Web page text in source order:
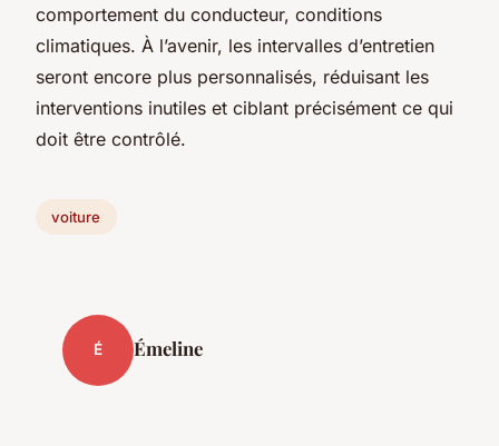
comportement du conducteur, conditions
climatiques. À l’avenir, les intervalles d’entretien
seront encore plus personnalisés, réduisant les
interventions inutiles et ciblant précisément ce qui
doit être contrôlé.
voiture
É Émeline